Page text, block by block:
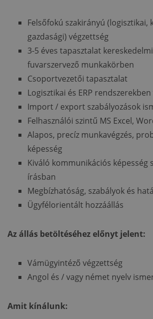
Felsőfokú szakirányú (logisztikai,
gazdasági) végzettség
3-5 éves tapasztalat
fuvarszervező munkakörben
Csoportvezetői tapasztalat
Logisztikai és ERP
Import / export szabályozások
Felhasználói szintű MS Excel,
Alapos, precíz munkavégzés,
képesség
Kiváló kommunikációs képesség
írásban
Megbízhatóság, szabályok és
Ügyfélorientált hozzáállás
Az állás betöltéséhez előnyt jelent:
Vámügyintéző végzettség
Angol és / vagy német nyelv
Amit kínálunk: